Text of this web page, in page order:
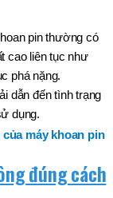
pin thường có
cao liên tục như
phá nặng.
dẫn đến tình trạng
dụng.
máy khoan pin
đúng cách